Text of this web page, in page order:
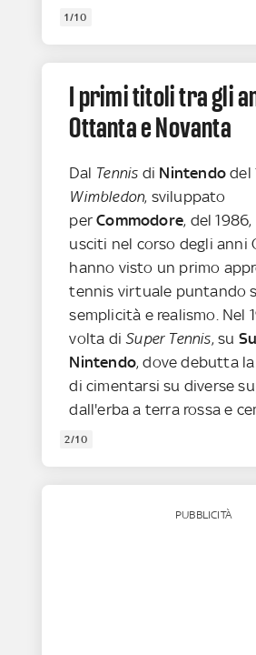
1/10
I primi titoli tra gli
Ottanta e Novanta
Dal Tennis di Nintendodel
Wimbledon, sviluppato
perCommodore, del
usciti nel corso degli anni
hanno visto un primo
tennis virtuale puntando
semplicità e realismo. Nel
volta diSuper Tennis, su
Nintendo, dove debutta
di cimentarsi su diverse
dall'erba a terra rossa e
2/10
PUBBLICITÀ